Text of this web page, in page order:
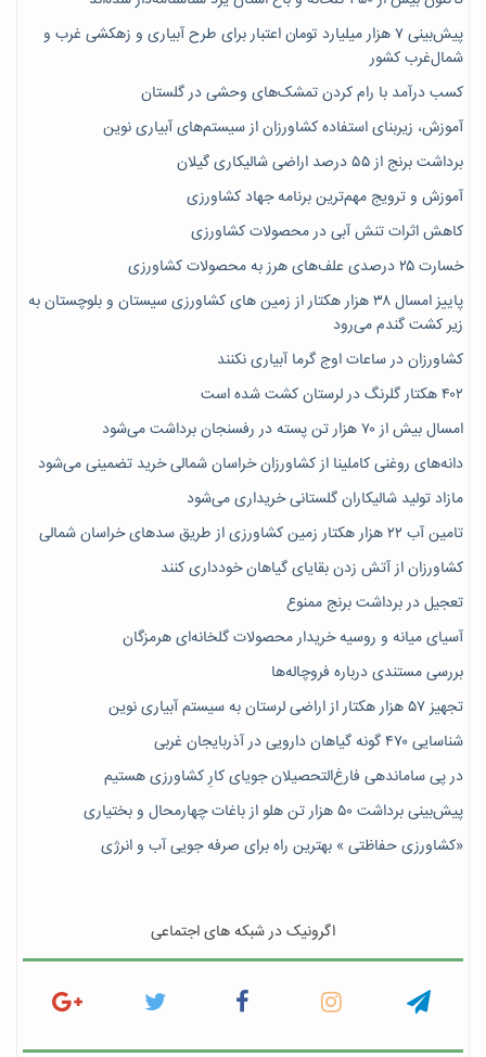
پیش‌بینی ۷‌ هزار میلیارد تومان اعتبار برای طرح آبیاری و زهکشی غرب و
شمال‌غرب کشور
کسب درآمد با رام کردن تمشک‌های وحشی در گلستان
آموزش، زیربنای استفاده کشاورزان از سیستم‌های آبیاری نوین
برداشت برنج از ۵۵ درصد اراضی شالیکاری گیلان
آموزش و ترویج مهم‌ترین برنامه جهاد کشاورزی
کاهش اثرات تنش آبی در محصولات کشاورزی
خسارت ۲۵ درصدی علف‌های هرز به محصولات کشاورزی
پاییز امسال ۳۸ هزار هکتار از زمین های کشاورزی سیستان و بلوچستان به
زیر کشت گندم می‌رود
کشاورزان در ساعات اوج گرما آبیاری نکنند
۴۰۲ هکتار گلرنگ در لرستان کشت شده است
امسال بیش از ۷۰ هزار تن پسته در رفسنجان برداشت می‌شود
دانه‌های روغنی کاملینا از کشاورزان خراسان شمالی خرید تضمینی می‌شود
مازاد تولید شالیکاران گلستانی خریداری می‌شود
تامین آب ۲۲ هزار هکتار زمین کشاورزی از طریق سدهای خراسان شمالی
کشاورزان از آتش زدن بقایای گیاهان خودداری کنند
تعجیل در برداشت برنج ممنوع
آسیای میانه و روسیه خریدار محصولات گلخانه‌ای هرمزگان
بررسی مستندی درباره فروچاله‌ها
تجهیز ۵۷ هزار هکتار از اراضی لرستان به سیستم آبیاری نوین
شناسایی ۴۷٠ گونه گیاهان دارویی در آذربایجان غربی
در پی ساماندهی فارغ‌التحصیلان جویای کارِ کشاورزی هستیم
پیش‎‌بینی برداشت ۵۰ هزار تن هلو از باغات چهارمحال و بختیاری
«کشاورزی حفاظتی » بهترین راه برای صرفه جویی آب و انرژی
اگرونیک در شبکه های اجتماعی